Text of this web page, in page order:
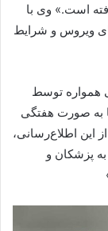
درصد افزایش یافته است.» وی با
ویروس و شرایط
همواره توسط
به صورت هفتگی
این اطلاع‌رسانی،
پزشکان و